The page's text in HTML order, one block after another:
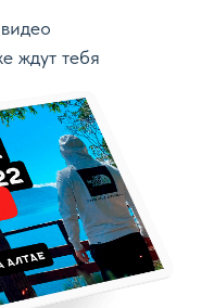
ждут тебя